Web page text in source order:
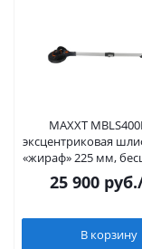
MAXXT
эксцентриковая
«жираф» 225 мм,
25 900руб.
В корзину